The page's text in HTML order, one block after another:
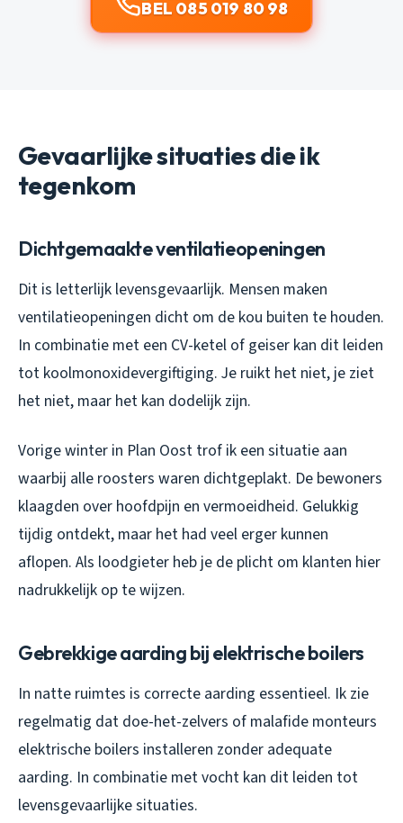
BEL 085 019 80 98
Gevaarlijke situaties die ik
tegenkom
Dichtgemaakte ventilatieopeningen
Dit is letterlijk levensgevaarlijk. Mensen maken
ventilatieopeningen dicht om de kou buiten te houden.
In combinatie met een CV-ketel of geiser kan dit leiden
tot koolmonoxidevergiftiging. Je ruikt het niet, je ziet
het niet, maar het kan dodelijk zijn.
Vorige winter in Plan Oost trof ik een situatie aan
waarbij alle roosters waren dichtgeplakt. De bewoners
klaagden over hoofdpijn en vermoeidheid. Gelukkig
tijdig ontdekt, maar het had veel erger kunnen
aflopen. Als loodgieter heb je de plicht om klanten hier
nadrukkelijk op te wijzen.
Gebrekkige aarding bij elektrische boilers
In natte ruimtes is correcte aarding essentieel. Ik zie
regelmatig dat doe-het-zelvers of malafide monteurs
elektrische boilers installeren zonder adequate
aarding. In combinatie met vocht kan dit leiden tot
levensgevaarlijke situaties.